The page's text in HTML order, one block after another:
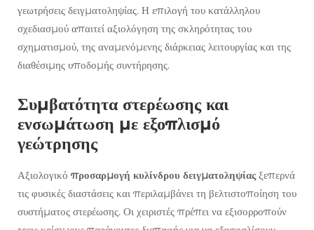
γεωτρήσεις δειγματοληψίας. Η επιλογή του κατάλληλου
σχεδιασμού απαιτεί αξιολόγηση της σκληρότητας του
σχηματισμού, της αναμενόμενης διάρκειας λειτουργίας και της
διαθέσιμης υποδομής συντήρησης.
Συμβατότητα στερέωσης και
ενσωμάτωση με εξοπλισμό
γεώτρησης
Αξιολογικό προσαρμογή κυλίνδρου δειγματοληψίαςξεπερνά
τις φυσικές διαστάσεις και περιλαμβάνει τη βελτιστοποίηση του
συστήματος στερέωσης. Οι χειριστές πρέπει να εξισορροπούν